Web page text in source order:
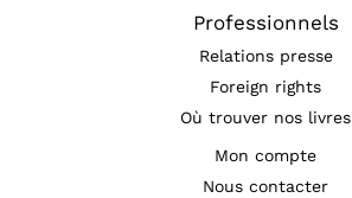
Professionnels
Relations presse
Foreign rights
Où trouver nos livres
Mon compte
Nous contacter